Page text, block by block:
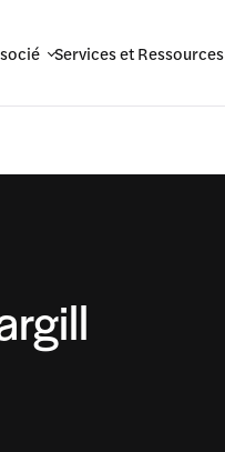
Services et Ressources